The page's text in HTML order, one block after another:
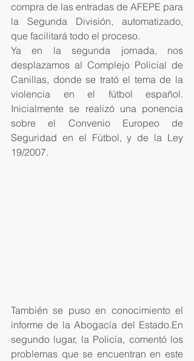
compra de las entradas de AFEPE para
la Segunda División, automatizado,
que facilitará todo el proceso.
Ya en la segunda jornada, nos
desplazamos al Complejo Policial de
Canillas, donde se trató el tema de la
violencia en el fútbol español.
Inicialmente se realizó una ponencia
sobre el Convenio Europeo de
Seguridad en el Fútbol, y de la Ley
19/2007.
También se puso en conocimiento el
informe de la Abogacía del Estado.En
segundo lugar, la Policía, comentó los
problemas que se encuentran en este